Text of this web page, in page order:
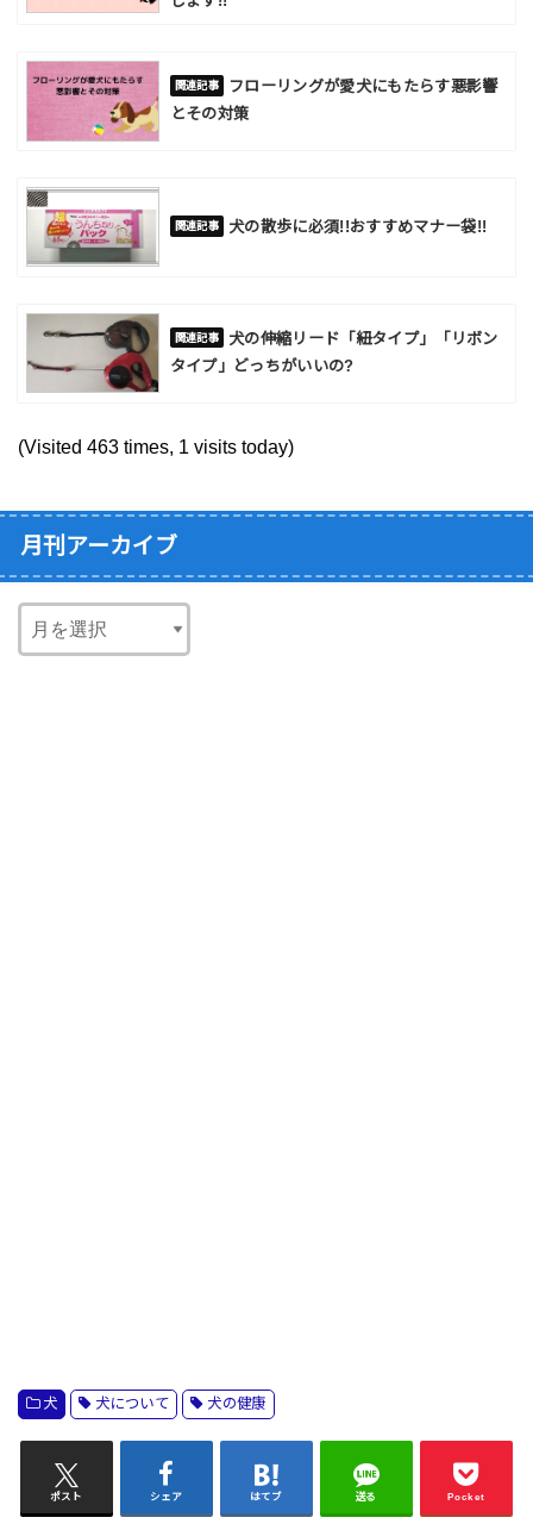
フローリングが愛犬にもたらす悪影響
とその対策
犬の散歩に必須!!おすすめマナー袋!!
犬の伸縮リード「紐タイプ」「リボン
タイプ」どっちがいいの?
(Visited 463 times, 1 visits today)
月刊アーカイブ
犬 犬について 犬の健康
ポスト シェア はてブ 送る Pocket